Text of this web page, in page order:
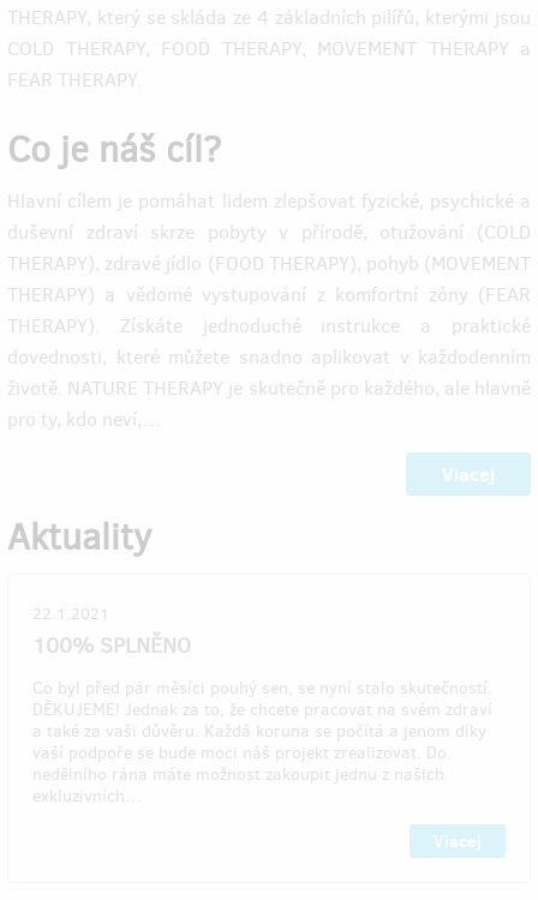
THERAPY, který se skláda ze 4 základních pilířů, kterými jsou
COLD THERAPY, FOOD THERAPY, MOVEMENT THERAPY a
FEAR THERAPY.
Co je náš cíl?
Hlavní cílem je pomáhat lidem zlepšovat fyzické, psychické a
duševní zdraví skrze pobyty v přírodě, otužování (COLD
THERAPY), zdravé jídlo (FOOD THERAPY), pohyb (MOVEMENT
THERAPY) a vědomé vystupování z komfortní zóny (FEAR
THERAPY). Získáte jednoduché instrukce a praktické
dovednosti, které můžete snadno aplikovat v každodenním
životě. NATURE THERAPY je skutečně pro každého, ale hlavně
pro ty, kdo neví,…
Viacej
Aktuality
22.1.2021
100% SPLNĚNO
Co byl před pár měsíci pouhý sen, se nyní stalo skutečností.
DĚKUJEME! Jednak za to, že chcete pracovat na svém zdraví
a také za vaši důvěru. Každá koruna se počítá a jenom díky
vaší podpoře se bude moci náš projekt zrealizovat. Do
nedělního rána máte možnost zakoupit jednu z našich
exkluzivních…
Viacej